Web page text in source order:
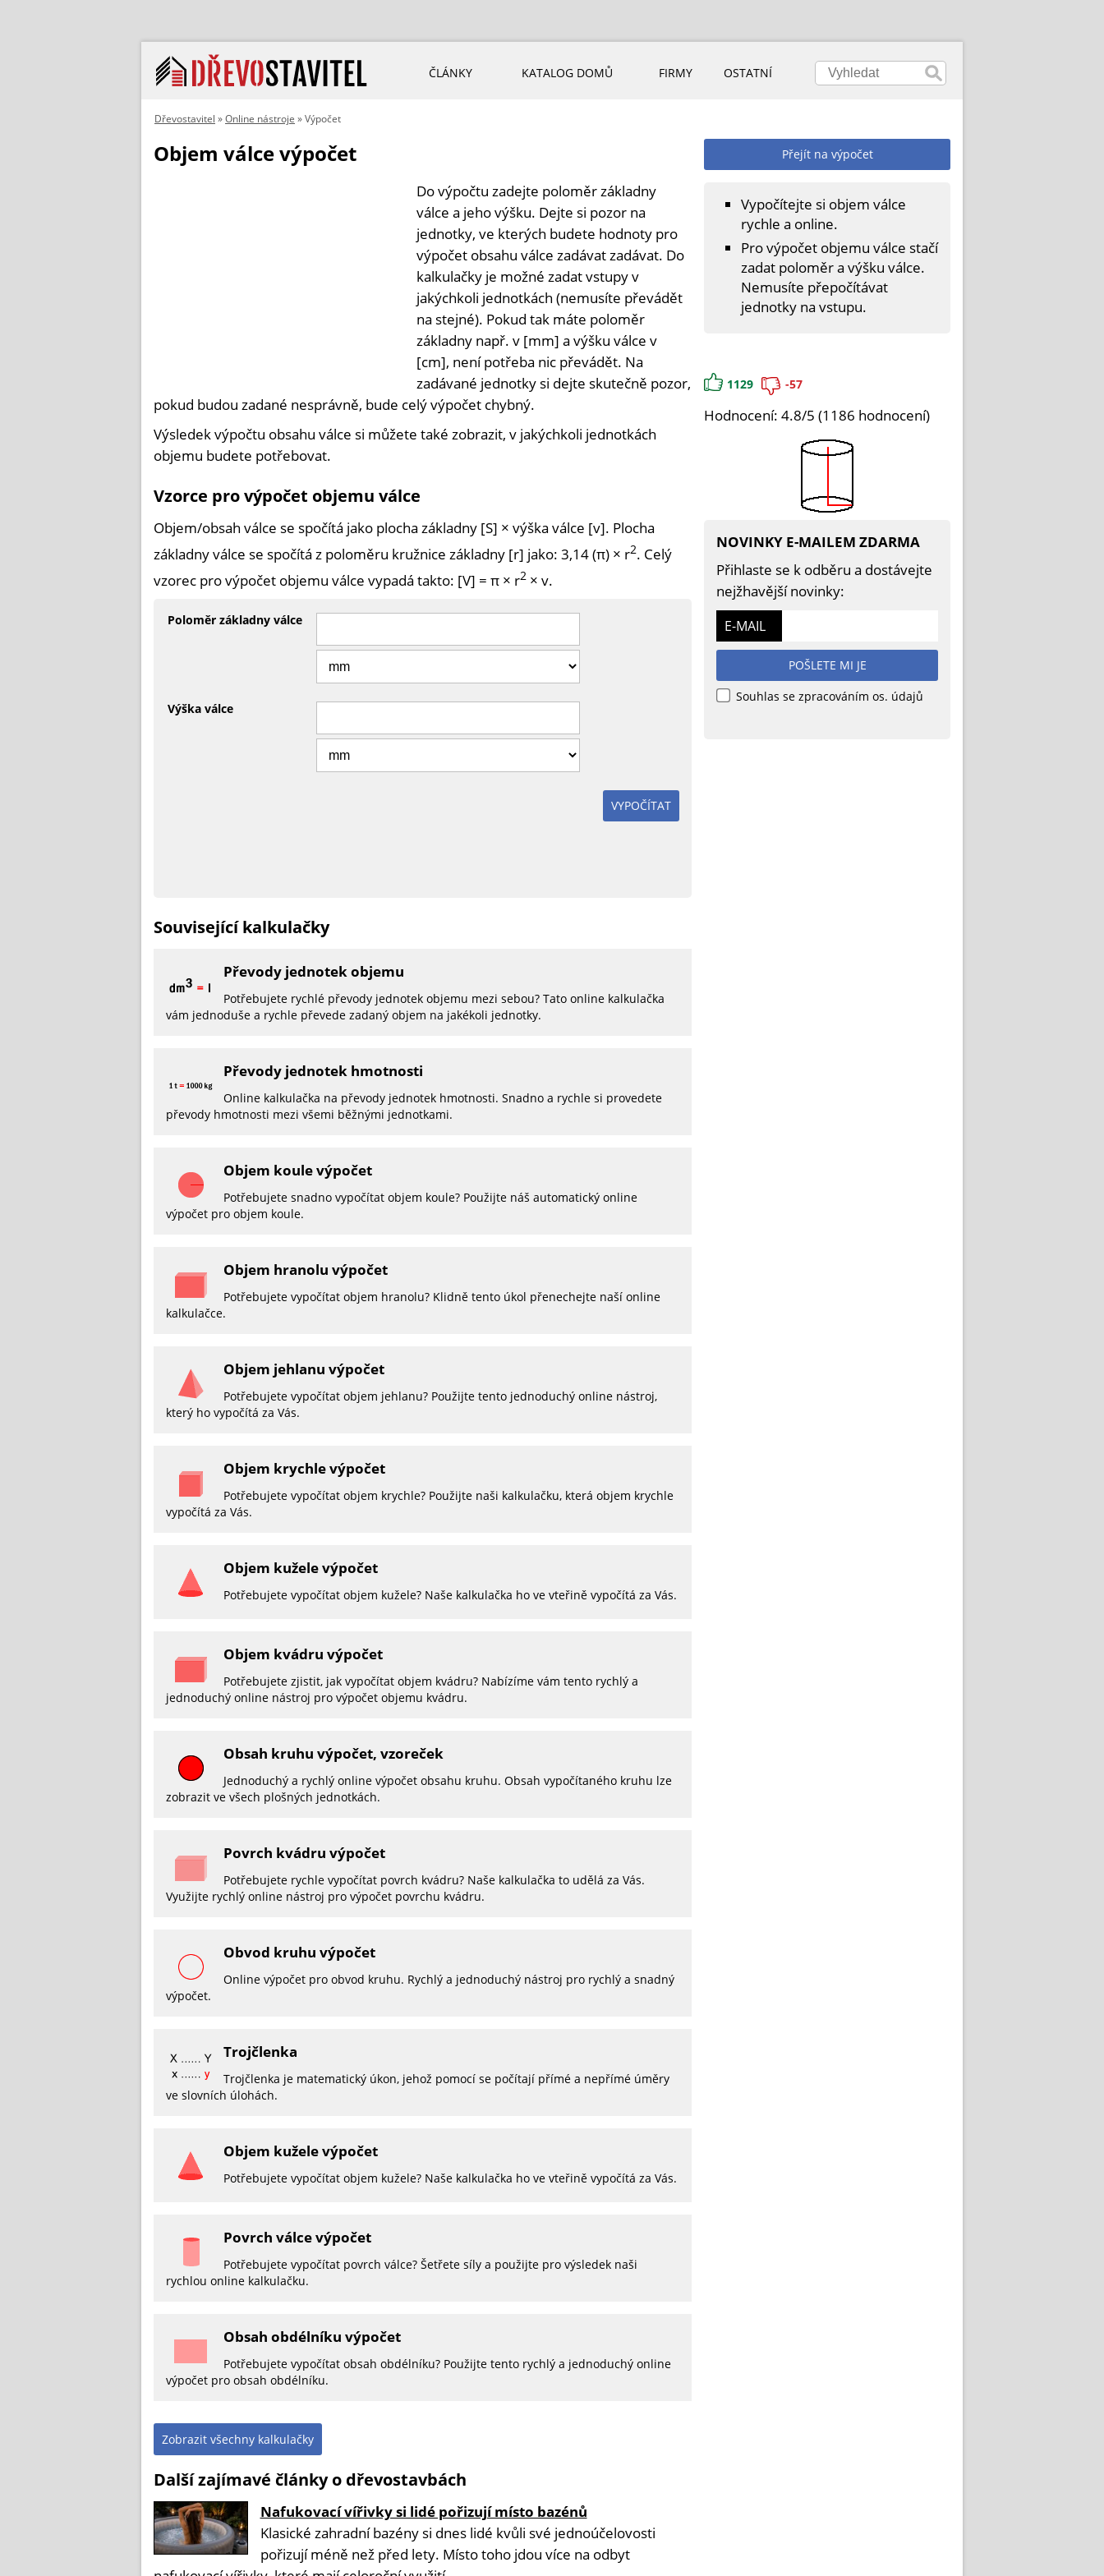
ČLÁNKY KATALOG DOMŮ FIRMY OSTATNÍ
Dřevostavitel »Online nástroje » Výpočet
Objem válce výpočet
Do výpočtu zadejte poloměr základny
válce a jeho výšku. Dejte si pozor na
jednotky, ve kterých budete hodnoty pro
výpočet obsahu válce zadávat zadávat. Do
kalkulačky je možné zadat vstupy v
jakýchkoli jednotkách (nemusíte převádět
na stejné). Pokud tak máte poloměr
základny např. v [mm] a výšku válce v
[cm], není potřeba nic převádět. Na
zadávané jednotky si dejte skutečně pozor,
pokud budou zadané nesprávně, bude celý výpočet chybný.
Výsledek výpočtu obsahu válce si můžete také zobrazit, v jakýchkoli jednotkách
objemu budete potřebovat.
Vzorce pro výpočet objemu válce
Objem/obsah válce se spočítá jako plocha základny [S] × výška válce [v]. Plocha
základny válce se spočítá z poloměru kružnice základny [r] jako: 3,14 (π) × r2. Celý
vzorec pro výpočet objemu válce vypadá takto: [V] = π × r2 × v.
Poloměr základny válce
Výška válce
VYPOČÍTAT
Související kalkulačky
Převody jednotek objemu
Potřebujete rychlé převody jednotek objemu mezi sebou? Tato online kalkulačka
vám jednoduše a rychle převede zadaný objem na jakékoli jednotky.
Převody jednotek hmotnosti
Online kalkulačka na převody jednotek hmotnosti. Snadno a rychle si provedete
převody hmotnosti mezi všemi běžnými jednotkami.
Objem koule výpočet
Potřebujete snadno vypočítat objem koule? Použijte náš automatický online
výpočet pro objem koule.
Objem hranolu výpočet
Potřebujete vypočítat objem hranolu? Klidně tento úkol přenechejte naší online
kalkulačce.
Objem jehlanu výpočet
Potřebujete vypočítat objem jehlanu? Použijte tento jednoduchý online nástroj,
který ho vypočítá za Vás.
Objem krychle výpočet
Potřebujete vypočítat objem krychle? Použijte naši kalkulačku, která objem krychle
vypočítá za Vás.
Objem kužele výpočet
Potřebujete vypočítat objem kužele? Naše kalkulačka ho ve vteřině vypočítá za Vás.
Objem kvádru výpočet
Potřebujete zjistit, jak vypočítat objem kvádru? Nabízíme vám tento rychlý a
jednoduchý online nástroj pro výpočet objemu kvádru.
Obsah kruhu výpočet, vzoreček
Jednoduchý a rychlý online výpočet obsahu kruhu. Obsah vypočítaného kruhu lze
zobrazit ve všech plošných jednotkách.
Povrch kvádru výpočet
Potřebujete rychle vypočítat povrch kvádru? Naše kalkulačka to udělá za Vás.
Využijte rychlý online nástroj pro výpočet povrchu kvádru.
Obvod kruhu výpočet
Online výpočet pro obvod kruhu. Rychlý a jednoduchý nástroj pro rychlý a snadný
výpočet.
Trojčlenka
Trojčlenka je matematický úkon, jehož pomocí se počítají přímé a nepřímé úměry
ve slovních úlohách.
Objem kužele výpočet
Potřebujete vypočítat objem kužele? Naše kalkulačka ho ve vteřině vypočítá za Vás.
Povrch válce výpočet
Potřebujete vypočítat povrch válce? Šetřete síly a použijte pro výsledek naši
rychlou online kalkulačku.
Obsah obdélníku výpočet
Potřebujete vypočítat obsah obdélníku? Použijte tento rychlý a jednoduchý online
výpočet pro obsah obdélníku.
Zobrazit všechny kalkulačky
Další zajímavé články o dřevostavbách
Nafukovací vířivky si lidé pořizují místo bazénů
Klasické zahradní bazény si dnes lidé kvůli své jednoúčelovosti
pořizují méně než před lety. Místo toho jdou více na odbyt
Přejít na výpočet
Vypočítejte si objem válce
rychle a online.
Pro výpočet objemu válce stačí
zadat poloměr a výšku válce.
Nemusíte přepočítávat
jednotky na vstupu.
1129 -57
Hodnocení: 4.8/5 (1186 hodnocení)
NOVINKY E-MAILEM ZDARMA
Přihlaste se k odběru a dostávejte
nejžhavější novinky:
E-MAIL
POŠLETE MI JE
Souhlas se zpracováním os. údajů